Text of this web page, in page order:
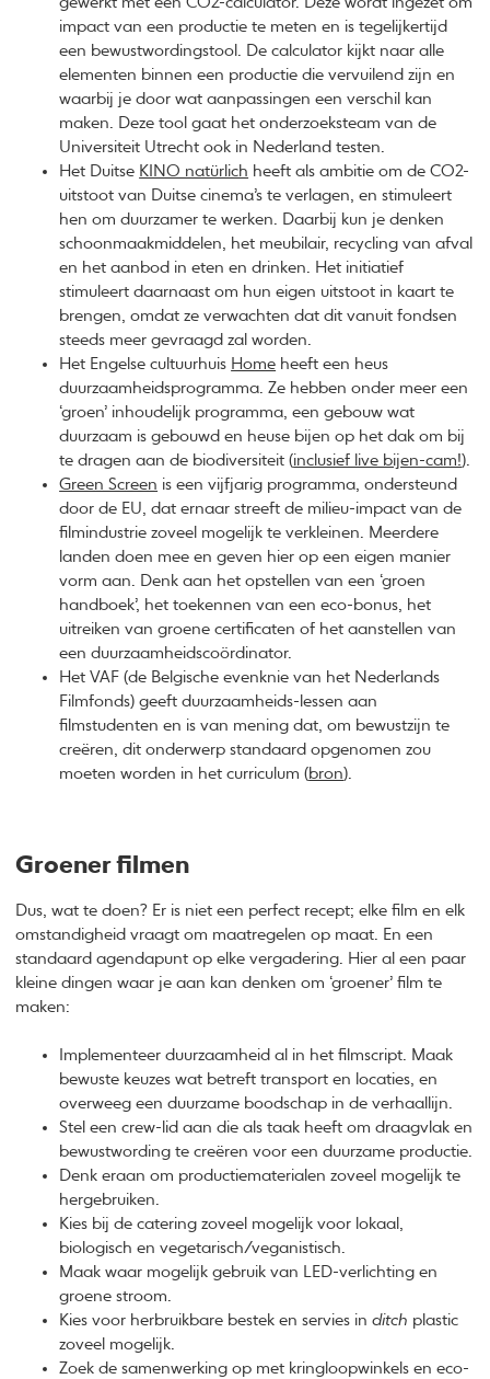
impact van een productie te meten en is tegelijkertijd
een bewustwordingstool. De calculator kijkt naar alle
elementen binnen een productie die vervuilend zijn en
waarbij je door wat aanpassingen een verschil kan
maken. Deze tool gaat het onderzoeksteam van de
Universiteit Utrecht ook in Nederland testen.
Het Duitse KINO natürlich heeft als ambitie om de CO2-
uitstoot van Duitse cinema’s te verlagen, en stimuleert
hen om duurzamer te werken. Daarbij kun je denken
schoonmaakmiddelen, het meubilair, recycling van afval
en het aanbod in eten en drinken. Het initiatief
stimuleert daarnaast om hun eigen uitstoot in kaart te
brengen, omdat ze verwachten dat dit vanuit fondsen
steeds meer gevraagd zal worden.
Het Engelse cultuurhuis Home heeft een heus
duurzaamheidsprogramma. Ze hebben onder meer een
‘groen’ inhoudelijk programma, een gebouw wat
duurzaam is gebouwd en heuse bijen op het dak om bij
te dragen aan de biodiversiteit (inclusief live bijen-cam!).
Green Screen is een vijfjarig programma, ondersteund
door de EU, dat ernaar streeft de milieu-impact van de
filmindustrie zoveel mogelijk te verkleinen. Meerdere
landen doen mee en geven hier op een eigen manier
vorm aan. Denk aan het opstellen van een ‘groen
handboek’, het toekennen van een eco-bonus, het
uitreiken van groene certificaten of het aanstellen van
een duurzaamheidscoördinator.
Het VAF (de Belgische evenknie van het Nederlands
Filmfonds) geeft duurzaamheids-lessen aan
filmstudenten en is van mening dat, om bewustzijn te
creëren, dit onderwerp standaard opgenomen zou
moeten worden in het curriculum (bron).
Groener filmen
Dus, wat te doen? Er is niet een perfect recept; elke film en elk
omstandigheid vraagt om maatregelen op maat. En een
standaard agendapunt op elke vergadering. Hier al een paar
kleine dingen waar je aan kan denken om ‘groener’ film te
maken:
Implementeer duurzaamheid al in het filmscript. Maak
bewuste keuzes wat betreft transport en locaties, en
overweeg een duurzame boodschap in de verhaallijn.
Stel een crew-lid aan die als taak heeft om draagvlak en
bewustwording te creëren voor een duurzame productie.
Denk eraan om productiematerialen zoveel mogelijk te
hergebruiken.
Kies bij de catering zoveel mogelijk voor lokaal,
biologisch en vegetarisch/veganistisch.
Maak waar mogelijk gebruik van LED-verlichting en
groene stroom.
Kies voor herbruikbare bestek en servies inditch plastic
zoveel mogelijk.
Zoek de samenwerking op met kringloopwinkels en eco-